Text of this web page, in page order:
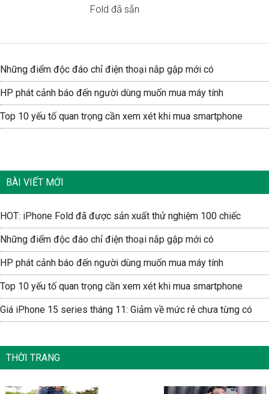
Fold đã sẵn
Những điểm độc đáo chỉ điện thoại nắp gập mới có
HP phát cảnh báo đến người dùng muốn mua máy tính
Top 10 yếu tố quan trọng cần xem xét khi mua smartphone
BÀI VIẾT MỚI
HOT: iPhone Fold đã được sản xuất thử nghiệm 100 chiếc
Những điểm độc đáo chỉ điện thoại nắp gập mới có
HP phát cảnh báo đến người dùng muốn mua máy tính
Top 10 yếu tố quan trọng cần xem xét khi mua smartphone
Giá iPhone 15 series tháng 11: Giảm về mức rẻ chưa từng có
THỜI TRANG